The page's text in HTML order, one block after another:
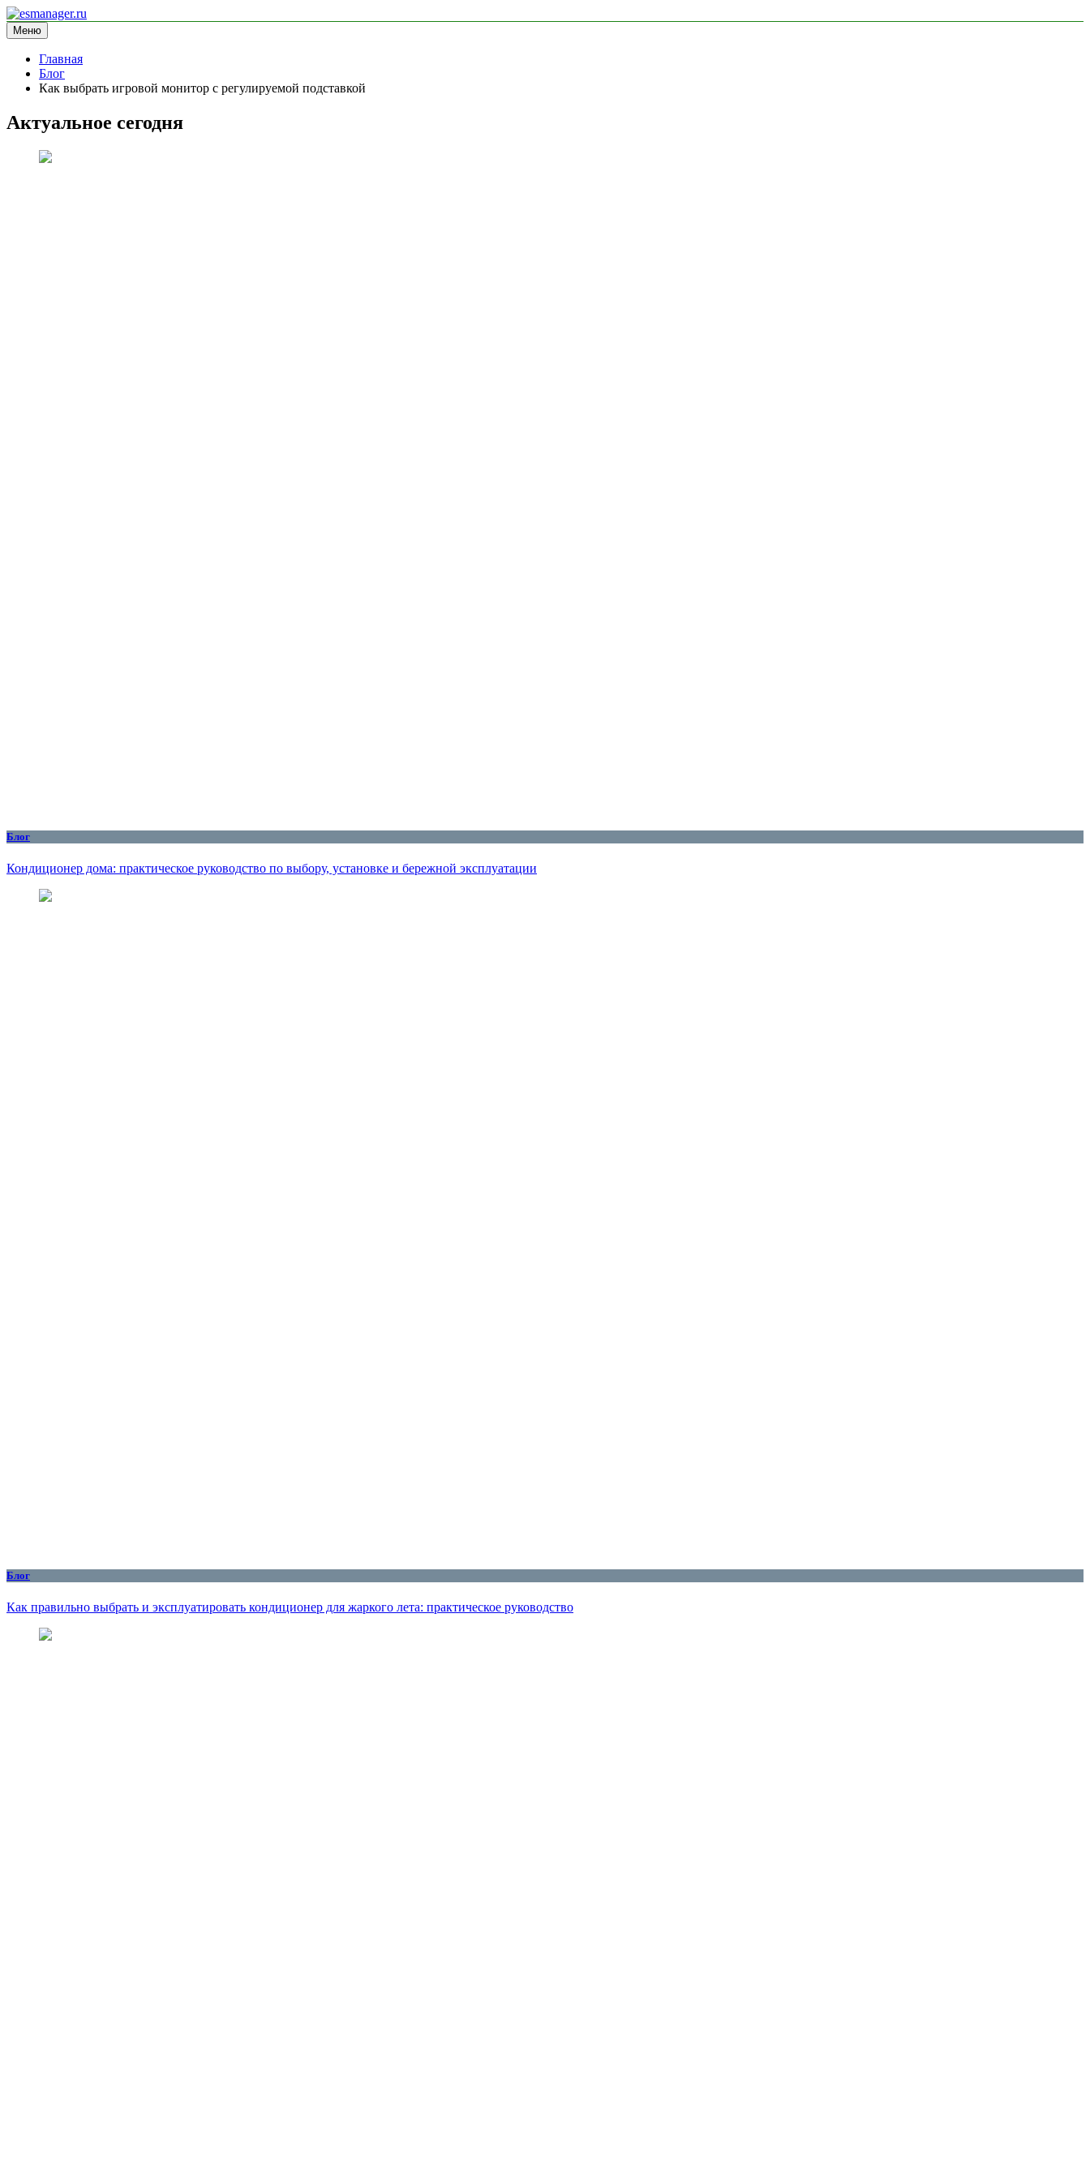
Перейти
к
содержимому
esmanager.ru
информационный сайт
Меню
Главная
Блог
Как выбрать игровой монитор с регулируемой подставкой
Актуальное сегодня
Блог
Кондиционер дома: практическое руководство по выбору, установке и бережной эксплуатации
Блог
Как правильно выбрать и эксплуатировать кондиционер для жаркого лета: практическое руководство